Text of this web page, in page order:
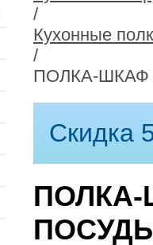
/
Кухонные
/
ПОЛКА-ШКАФ
Скидка